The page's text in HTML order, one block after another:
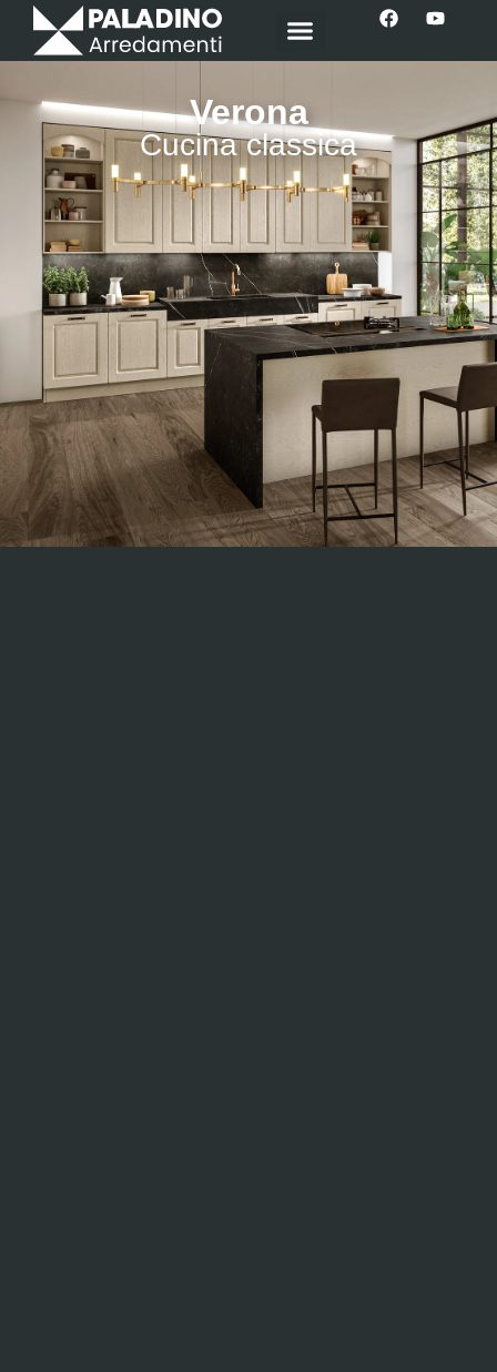
Verona
Cucina classica